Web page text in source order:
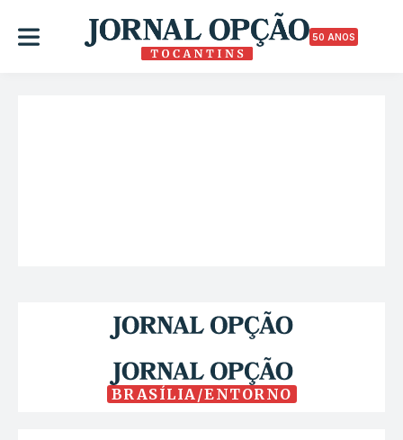
50 ANOS
BRASÍLIA/ENTORNO